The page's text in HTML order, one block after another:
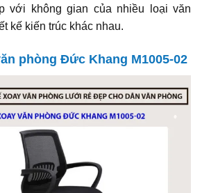
với không gian của nhiều loại văn
kế kiến trúc khác nhau.
phòng Đức Khang M1005-02